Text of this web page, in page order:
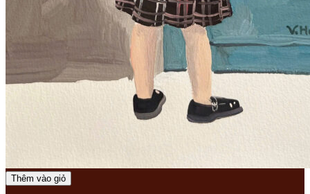
Thêm vào giỏ